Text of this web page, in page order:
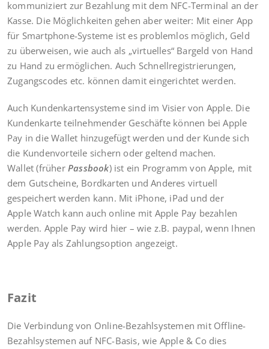
kommuniziert zur Bezahlung mit dem NFC-Terminal an der
Kasse. Die Möglichkeiten gehen aber weiter: Mit einer App
für Smartphone-Systeme ist es problemlos möglich, Geld
zu überweisen, wie auch als „virtuelles“ Bargeld von Hand
zu Hand zu ermöglichen. Auch Schnellregistrierungen,
Zugangscodes etc. können damit eingerichtet werden.
Auch Kundenkartensysteme sind im Visier von Apple. Die
Kundenkarte teilnehmender Geschäfte können bei Apple
Pay in die Wallet hinzugefügt werden und der Kunde sich
die Kundenvorteile sichern oder geltend machen.
Wallet (früher Passbook) ist ein Programm von Apple, mit
dem Gutscheine, Bordkarten und Anderes virtuell
gespeichert werden kann. Mit iPhone, iPad und der
Apple Watch kann auch online mit Apple Pay bezahlen
werden. Apple Pay wird hier – wie z.B. paypal, wenn Ihnen
Apple Pay als Zahlungsoption angezeigt.
Fazit
Die Verbindung von Online-Bezahlsystemen mit Offline-
Bezahlsystemen auf NFC-Basis, wie Apple & Co dies